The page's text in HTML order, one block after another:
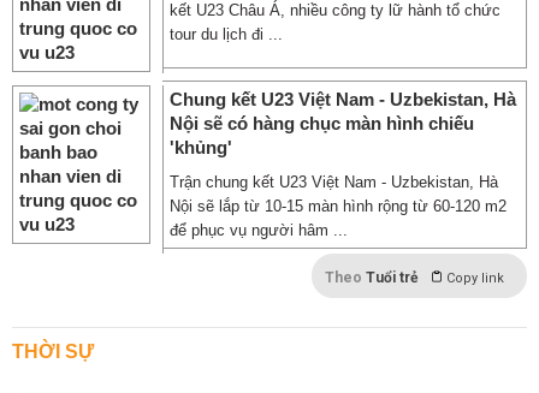
kết U23 Châu Á, nhiều công ty lữ hành tổ chức
tour du lịch đi ...
Chung kết U23 Việt Nam - Uzbekistan, Hà
Nội sẽ có hàng chục màn hình chiếu
'khủng'
Trận chung kết U23 Việt Nam - Uzbekistan, Hà
Nội sẽ lắp từ 10-15 màn hình rộng từ 60-120 m2
để phục vụ người hâm ...
Theo Tuổi trẻ Copy link
THỜI SỰ